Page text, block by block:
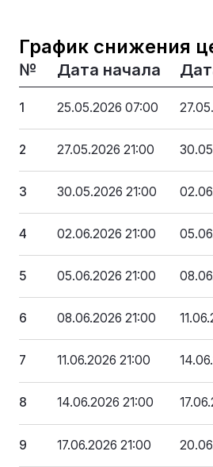
График снижения
№ Дата начала
1 25.05.2026 07:00
2 27.05.2026 21:00
3 30.05.2026 21:00
4 02.06.2026 21:00
5 05.06.2026 21:00
6 08.06.2026 21:00
7 11.06.2026 21:00
8 14.06.2026 21:00
9 17.06.2026 21:00